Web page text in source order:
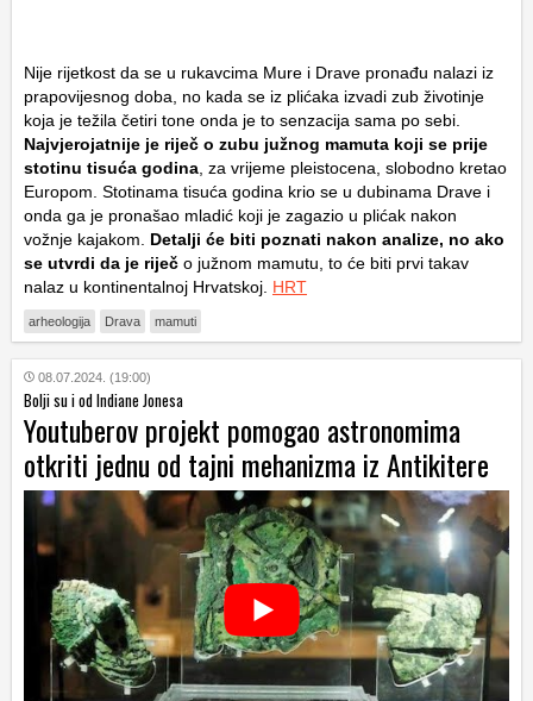
Nije rijetkost da se u rukavcima Mure i Drave pronađu nalazi iz
prapovijesnog doba, no kada se iz plićaka izvadi zub životinje
koja je težila četiri tone onda je to senzacija sama po sebi.
Najvjerojatnije je riječ o zubu južnog mamuta koji se prije
stotinu tisuća godina , za vrijeme pleistocena, slobodno kretao
Europom. Stotinama tisuća godina krio se u dubinama Drave i
onda ga je pronašao mladić koji je zagazio u plićak nakon
vožnje kajakom. Detalji će biti poznati nakon analize, no ako
se utvrdi da je riječ o južnom mamutu, to će biti prvi takav
nalaz u kontinentalnoj Hrvatskoj. HRT
arheologija Drava mamuti
08.07.2024. (19:00)
Bolji su i od Indiane Jonesa
Youtuberov projekt pomogao astronomima
otkriti jednu od tajni mehanizma iz Antikitere